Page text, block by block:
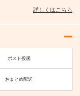
詳しくはこちら
ポスト投函
おまとめ配送